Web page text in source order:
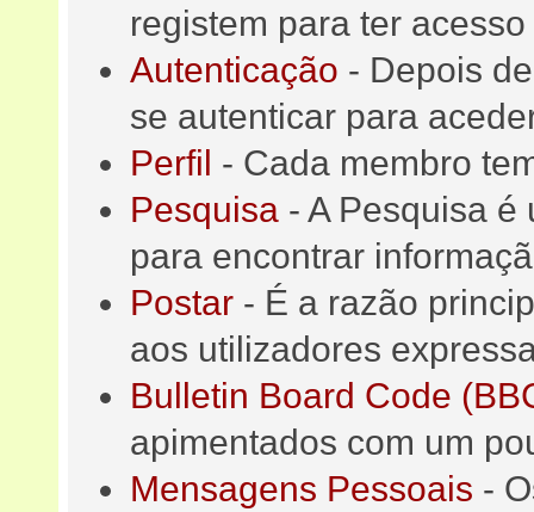
registem para ter
Autenticação - Depois
se autenticar para
Perfil - Cada membro
Pesquisa - A Pesquisa
para encontrar
Postar - É a razão
aos utilizadores
Bulletin Board Code
apimentados com um
Mensagens Pessoais -